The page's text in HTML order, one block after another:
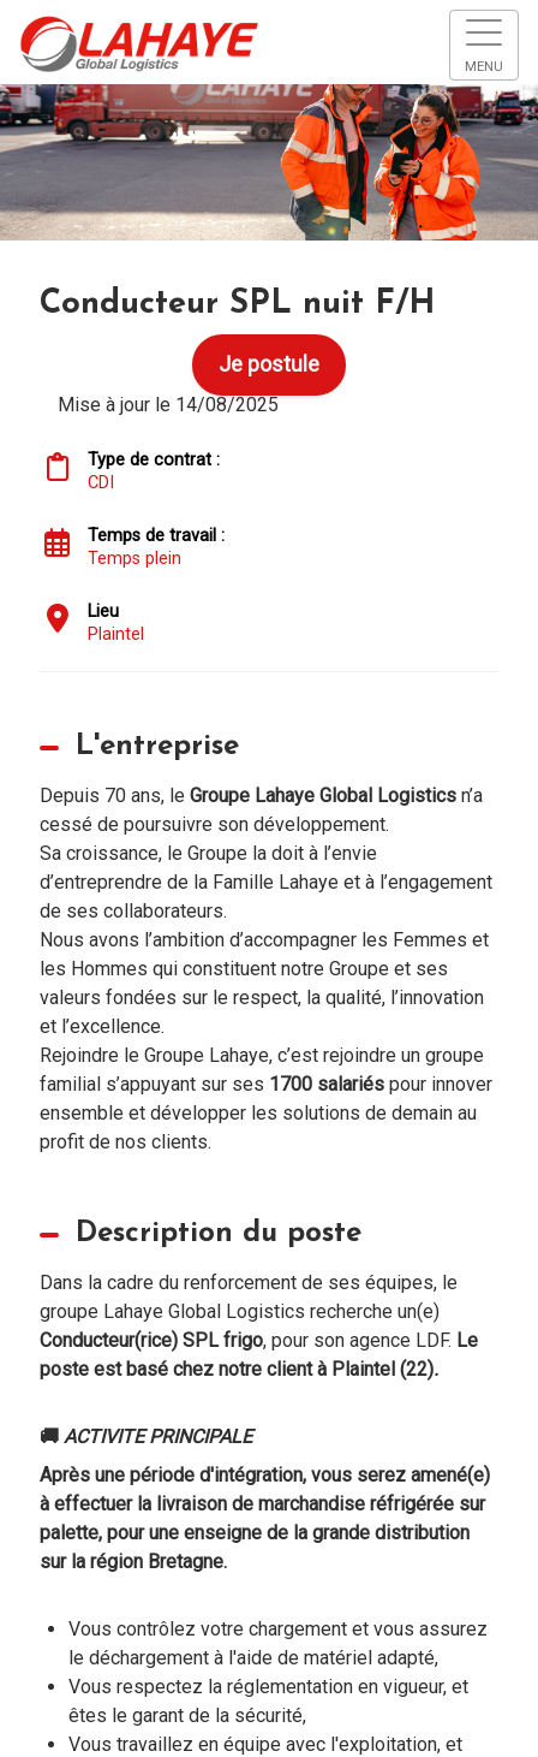
MENU
Conducteur SPL nuit F/H
Je postule
Mise à jour le 14/08/2025
Type de contrat :
CDI
Temps de travail :
Temps plein
Lieu
Plaintel
L'entreprise
Depuis 70 ans, le Groupe Lahaye Global Logisticsn’a
cessé de poursuivre son développement.
Sa croissance, le Groupe la doit à l’envie
d’entreprendre de la Famille Lahaye et à l’engagement
de ses collaborateurs.
Nous avons l’ambition d’accompagner les Femmes et
les Hommes qui constituent notre Groupe et ses
valeurs fondées sur le respect, la qualité, l’innovation
et l’excellence.
Rejoindre le Groupe Lahaye, c’est rejoindre un groupe
familial s’appuyant sur ses 1700 salariéspour innover
ensemble et développer les solutions de demain au
profit de nos clients.
Description du poste
Dans la cadre du renforcement de ses équipes, le
groupe Lahaye Global Logistics recherche un(e)
Conducteur(rice) SPL frigo, pour son agence LDF. Le
poste est basé chez notre client à Plaintel (22).
🚚ACTIVITE PRINCIPALE
Après une période d'intégration, vous serez amené(e)
à effectuer la livraison de marchandise réfrigérée sur
palette, pour une enseigne de la grande distribution
sur la région Bretagne.
Vous contrôlez votre chargement et vous assurez
le déchargement à l'aide de matériel adapté,
Vous respectez la réglementation en vigueur, et
êtes le garant de la sécurité,
Vous travaillez en équipe avec l'exploitation, et